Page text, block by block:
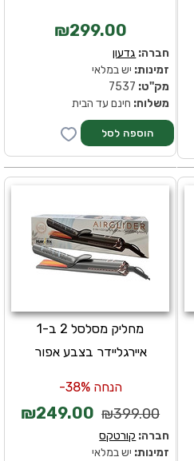
₪299.00
חברה: גדעון
זמינות: יש במלאי
מק''ט:
משלוח: חינם עד הבית
מחליק מסלסל 2 ב-1
איירגליידר בצבע אפור
הנחה 38%-
₪399.00
₪249.00
חברה: קורטקס
זמינות: יש במלאי